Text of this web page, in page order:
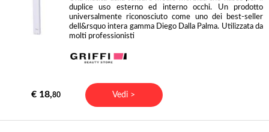
duplice uso esterno ed interno occhi. Un prodotto
universalmente riconosciuto come uno dei best-seller
dell&rsquo intera gamma Diego Dalla Palma. Utilizzata da
molti professionisti
€ 18,80 Vedi >